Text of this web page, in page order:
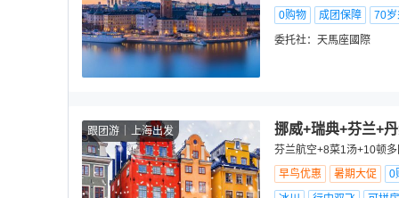
0购物
成团保障
70
委托社： 天馬座國際
跟团游 上海出发 挪威+瑞典+芬兰+
芬兰航空+8菜1汤+10顿
早鸟优惠
暑期大促
0